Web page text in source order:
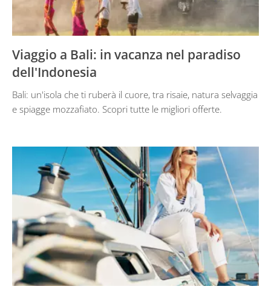
Viaggio a Bali: in vacanza nel paradiso
dell'Indonesia
Bali: un'isola che ti ruberà il cuore, tra risaie, natura selvaggia
e spiagge mozzafiato. Scopri tutte le migliori offerte.